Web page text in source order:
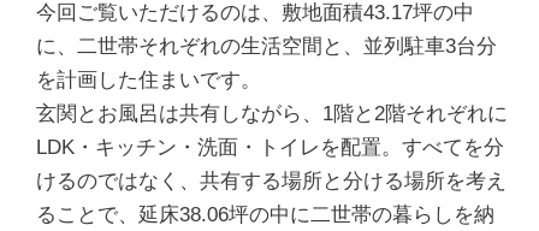
今回ご覧いただけるのは、敷地面積43.17坪の中
に、二世帯それぞれの生活空間と、並列駐車3台分
を計画した住まいです。
玄関とお風呂は共有しながら、1階と2階それぞれに
LDK・キッチン・洗面・トイレを配置。すべてを分
けるのではなく、共有する場所と分ける場所を考え
ることで、延床38.06坪の中に二世帯の暮らしを納